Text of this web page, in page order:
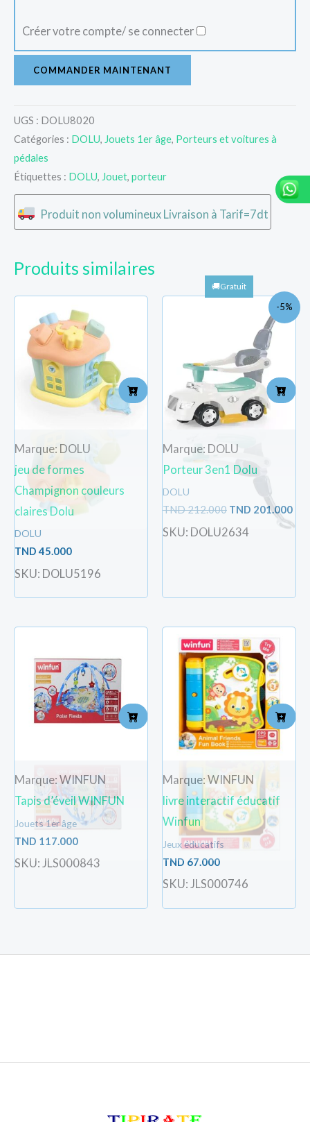
Créer votre compte/ se connecter
COMMANDER MAINTENANT
UGS : DOLU8020
Catégories : DOLU, Jouets 1er âge, Porteurs et voitures à
pédales
Étiquettes : DOLU, Jouet, porteur
Produit non volumineux Livraison à Tarif=7dt
Produits similaires
Marque: DOLU
jeu de formes
Champignon couleurs
claires Dolu
DOLU
TND 45.000
SKU: DOLU5196
-5%
Marque: DOLU
Porteur 3en1 Dolu
DOLU
TND212.000
Le
était :
TND
212.000.
TND 201.000
Le
prix
SKU: DOLU2634
Marque: WINFUN
Tapis d’éveil WINFUN
Jouets 1er âge
TND 117.000
SKU: JLS000843
Marque: WINFUN
livre interactif éducatif
Winfun
Jeux éducatifs
TND 67.000
SKU: JLS000746